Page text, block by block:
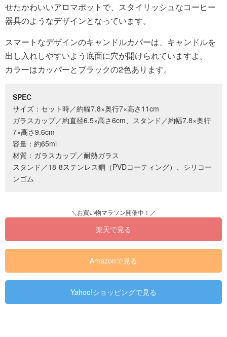
せたかわいいアロマポットで、スタイリッシュなコーヒー
器具のようなデザインとなっています。
スマートなデザインのキャンドルカバーは、キャンドルを
出し入れしやすいよう底面に穴が開けられていますよ。
カラーはカッパーとブラックの2色あります。
SPEC
サイズ：セット時／約幅7.8×奥行7×高さ11cm
ガラスカップ／約直径6.5×高さ6cm、スタンド／約幅7.8×奥行
7×高さ9.6cm
容量：約65ml
材質：ガラスカップ／耐熱ガラス
スタンド／18-8ステンレス鋼（PVDコーティング）、シリコー
ンゴム
楽天で見る
Amazonで見る
Yahoo!ショッピングで見る